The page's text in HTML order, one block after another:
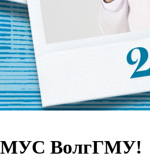
ВолгГМУ!